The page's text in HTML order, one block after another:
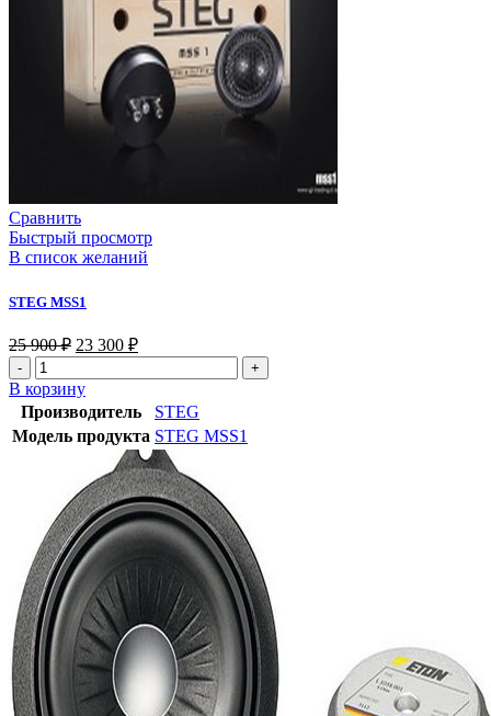
Сравнить
Быстрый просмотр
В список желаний
STEG MSS1
25 900₽ 23 300 ₽
В корзину
Производитель
STEG
Модель продукта STEG MSS1